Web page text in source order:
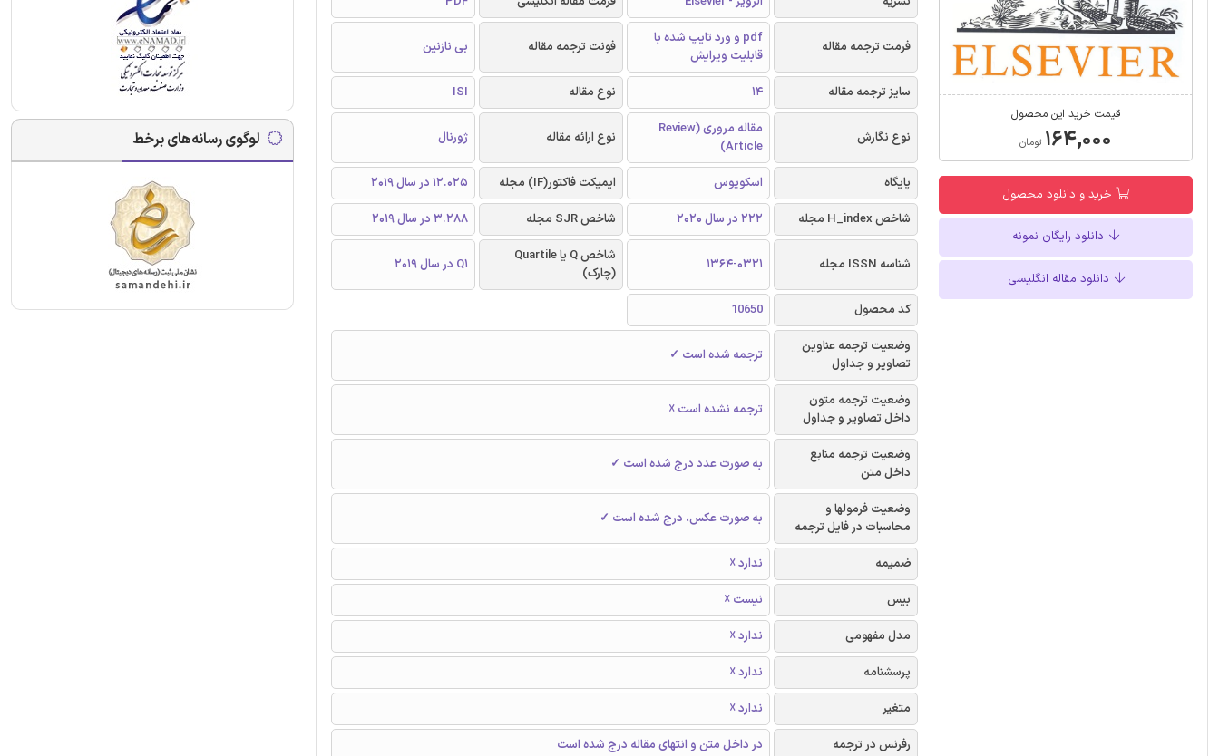
قیمت خرید این محصول
۱۶۴,۰۰۰ تومان
خرید و دانلود محصول
دانلود رایگان نمونه
دانلود مقاله انگلیسی
فرمت ترجمه مقاله
pdf و ورد تایپ شده با
قابلیت ویرایش
فونت ترجمه مقاله بی نازنین
سایز ترجمه مقاله 14 نوع مقاله ISI
نوع نگارش
مقاله مروری (Review
Article)
نوع ارائه مقاله ژورنال
پایگاه اسکوپوس ایمپکت فاکتور(IF) مجله
12.025 در سال 2019
شاخص H_index مجله
222 در سال 2020 شاخص SJR مجله 3.288 در سال 2019
شناسه ISSN مجله 1364-0321
شاخص Q یا Quartile
(چارک)
Q1 در سال 2019
کد محصول
10650
وضعیت ترجمه عناوین
تصاویر و جداول
ترجمه شده است ✓
وضعیت ترجمه متون
داخل تصاویر و جداول
ترجمه نشده است ☓
وضعیت ترجمه منابع
داخل متن
به صورت عدد درج شده است ✓
وضعیت فرمولها و
محاسبات در فایل ترجمه
به صورت عکس، درج شده است ✓
ضمیمه
ندارد ☓
بیس
نیست ☓
مدل مفهومی
ندارد ☓
پرسشنامه
ندارد ☓
متغیر
ندارد ☓
رفرنس در ترجمه
در داخل متن و انتهای مقاله درج شده است
لوگوی رسانه‌های برخط